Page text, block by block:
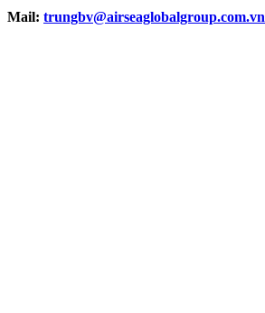
Mail: trungbv@airseaglobalgroup.com.vn